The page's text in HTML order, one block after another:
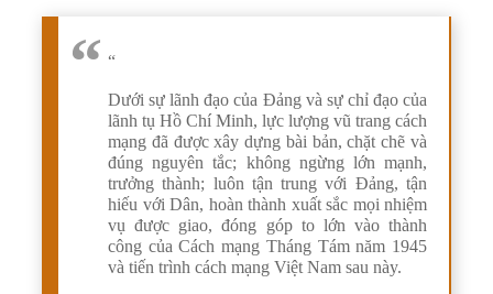
“
Dưới sự lãnh đạo của Đảng và sự chỉ đạo của
lãnh tụ Hồ Chí Minh, lực lượng vũ trang cách
mạng đã được xây dựng bài bản, chặt chẽ và
đúng nguyên tắc; không ngừng lớn mạnh,
trưởng thành; luôn tận trung với Đảng, tận
hiếu với Dân, hoàn thành xuất sắc mọi nhiệm
vụ được giao, đóng góp to lớn vào thành
công của Cách mạng Tháng Tám năm 1945
và tiến trình cách mạng Việt Nam sau này.